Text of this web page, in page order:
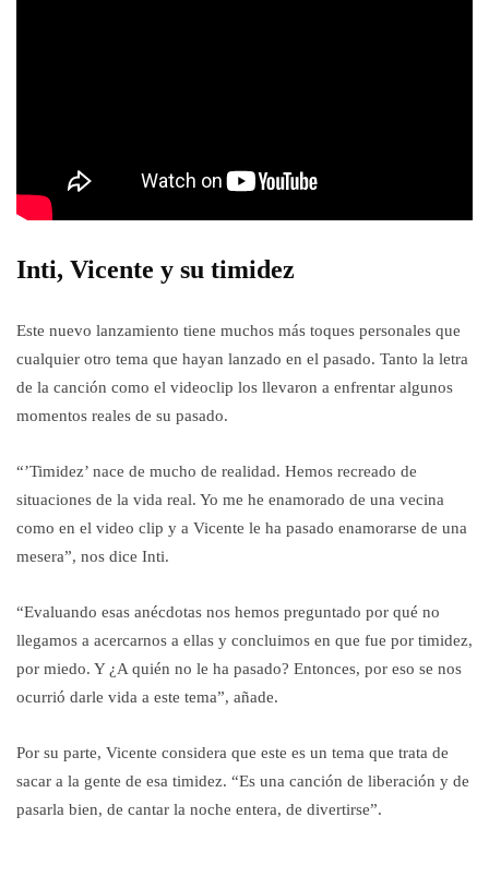
Inti, Vicente y su timidez
Este nuevo lanzamiento tiene muchos más toques personales que
cualquier otro tema que hayan lanzado en el pasado. Tanto la letra
de la canción como el videoclip los llevaron a enfrentar algunos
momentos reales de su pasado.
“’Timidez’ nace de mucho de realidad. Hemos recreado de
situaciones de la vida real. Yo me he enamorado de una vecina
como en el video clip y a Vicente le ha pasado enamorarse de una
mesera”, nos dice Inti.
“Evaluando esas anécdotas nos hemos preguntado por qué no
llegamos a acercarnos a ellas y concluimos en que fue por timidez,
por miedo. Y ¿A quién no le ha pasado? Entonces, por eso se nos
ocurrió darle vida a este tema”, añade.
Por su parte, Vicente considera que este es un tema que trata de
sacar a la gente de esa timidez. “Es una canción de liberación y de
pasarla bien, de cantar la noche entera, de divertirse”.